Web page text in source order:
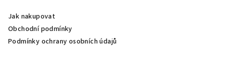
Jak nakupovat
Obchodní podmínky
Podmínky ochrany osobních údajů